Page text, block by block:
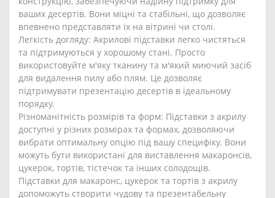
ваших десертів. Вони міцні та стабільні, що дозволяє
впевнено представляти їх на вітрині чи столі.
Легкість догляду: Акрилові підставки легко чистяться
та підтримуються у хорошому стані. Просто
використовуйте м'яку тканину та м'який миючий засіб
для видалення пилу або плям. Це дозволяє
підтримувати презентацію десертів в ідеальному
порядку.
Різноманітність розмірів та форм: Підставки з акрилу
доступні у різних розмірах та формах, дозволяючи
вибрати оптимальну опцію під вашу специфіку. Вони
можуть бути використані для виставлення макаронсів,
цукерок, тортів, тістечок та інших солодощів.
Підставки для макаронс, цукерок та тортів з акрилу
допоможуть створити чудову та презентабельну